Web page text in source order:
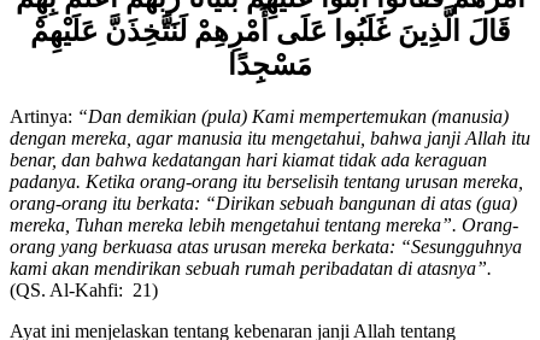
أَمْرَهُمْ فَقَالُوا ابْنُوا عَلَيْهِمْ بُنْيَانًا رَبُّهُمْ أَعْلَمُ بِهِمْ
قَالَ الَّذِينَ غَلَبُوا عَلَى أَمْرِهِمْ لَنَتَّخِذَنَّ عَلَيْهِمْ
مَسْجِدًا
Artinya:“Dan demikian (pula) Kami mempertemukan (manusia)
dengan mereka, agar manusia itu mengetahui, bahwa janji Allah itu
benar, dan bahwa kedatangan hari kiamat tidak ada keraguan
padanya. Ketika orang-orang itu berselisih tentang urusan mereka,
orang-orang itu berkata: “Dirikan sebuah bangunan di atas (gua)
mereka, Tuhan mereka lebih mengetahui tentang mereka”. Orang-
orang yang berkuasa atas urusan mereka berkata: “Sesungguhnya
kami akan mendirikan sebuah rumah peribadatan di atasnya”.